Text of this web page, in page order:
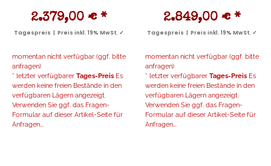
2.379,00 € *
Tagespreis | Preis inkl. 19% MwSt. ✓
momentan nicht verfügbar (ggf. bitte
anfragen)
* letzter verfügbarer Tages-Preis Es
werden keine freien Bestände in den
verfügbaren Lägern angezeigt.
Verwenden Sie ggf. das Fragen-
Formular auf dieser Artikel-Seite für
Anfragen...
2.849,00 € *
Tagespreis | Preis inkl. 19% MwSt. ✓
momentan nicht verfügbar (ggf. bitte
anfragen)
* letzter verfügbarer Tages-Preis Es
werden keine freien Bestände in den
verfügbaren Lägern angezeigt.
Verwenden Sie ggf. das Fragen-
Formular auf dieser Artikel-Seite für
Anfragen...